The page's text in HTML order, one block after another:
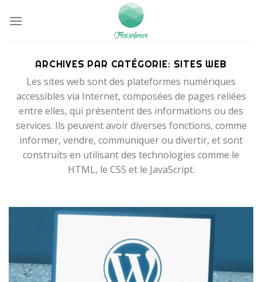
au
ARCHIVES PAR CATÉGORIE: SITES WEB
Les sites web sont des plateformes numériques
accessibles via Internet, composées de pages reliées
entre elles, qui présentent des informations ou des
services. Ils peuvent avoir diverses fonctions, comme
informer, vendre, communiquer ou divertir, et sont
construits en utilisant des technologies comme le
HTML, le CSS et le JavaScript.